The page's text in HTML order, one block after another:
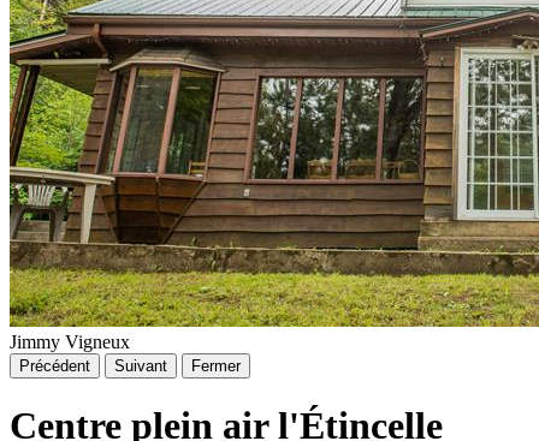
Jimmy Vigneux
Précédent Suivant Fermer
Centre plein air l'Étincelle